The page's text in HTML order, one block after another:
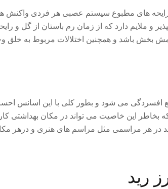
رایحه های مطبوع سیستم عصبی هر فردی
و ملایم دارد که از زمان رم باستان از گل و
باشد و همچنین اختلالات مربوط به خلق
افسردگی می شود و بطور کلی با این اسانس
این خاصیت می تواند در مکان بهداشتی
در هر مراسمی مثل مراسم های هنری و درهر
رید